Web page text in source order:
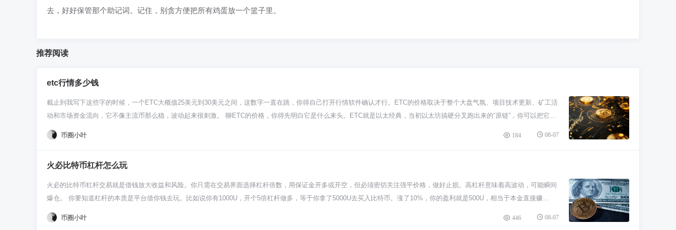
去，好好保管那个助记词。记住，别贪方便把所有鸡蛋放一个篮子里。
推荐阅读
etc行情多少钱
截止到我写下这些字的时候，一个ETC大概值25美元到30美元之间，这数字一直在跳，你得自己打开行情软件确认才行。ETC的价格取决于整个大盘气氛、项目技术更新、矿工活
动和市场资金流向，它不像主流币那么稳，波动起来很刺激。 聊ETC的价格，你得先明白它是什么来头。ETC就是以太经典，当初以太坊搞硬分叉跑出来的“原链”，你可以把它看
作以太坊的“老版本”，坚持代码即法律那套。所以它的价格驱动，除了跟着大饼比特币的节奏走，更多看它自己生态搞没搞出新东西，比如开发进度、矿工支持度怎么样。新手看
ETC价格，别光看数字，要先搞清楚它背后那点坚持和故事。 那ETC这价格到底咋变的？跟过山车似的。一方面整个币圈要是牛市，资金哗哗进来，它也能跟着涨；但要是碰上大
解一下它社区在干嘛，比光盯着K线图瞎猜强。 对于刚进场的朋友，想碰ETC可得留神。它的波动性比很多主流币都大，可能一天之内就能让你心跳加速。千万别把所有家当都压
上，拿点闲钱玩玩，体验一下市场水温就挺好。真想玩，就去大点的交易所，资产安全永远是第一位。记住，在币圈，活得久比赚得快重要多了，控制好仓位，别跟着市场情绪瞎
跑才算入门。
币圈小叶 184 08-07
火必比特币杠杆怎么玩
火必的比特币杠杆交易就是借钱放大收益和风险。你只需在交易界面选择杠杆倍数，用保证金开多或开空，但必须密切关注强平价格，做好止损。高杠杆意味着高波动，可能瞬间
爆仓。 你要知道杠杆的本质是平台借你钱去玩。比如说你有1000U，开个5倍杠杆做多，等于你拿了5000U去买入比特币。涨了10%，你的盈利就是500U，相当于本金直接赚
50%。但反过来跌10%，你的亏损也是500U，本金瞬间少一半。这玩意儿就是个放大镜，开心和难受都给你加倍，所以别一上来就整太高倍数，新手先拿小钱试试水。 玩的时候
最关键就是看强平价格。这个价是平台给你划的生死线，市场价格一碰到它，你的仓位就自动没了，保证金全没。开仓之后系统会算好这个价给你显示出来，你得把它当成命根子
币圈小叶 446 08-07